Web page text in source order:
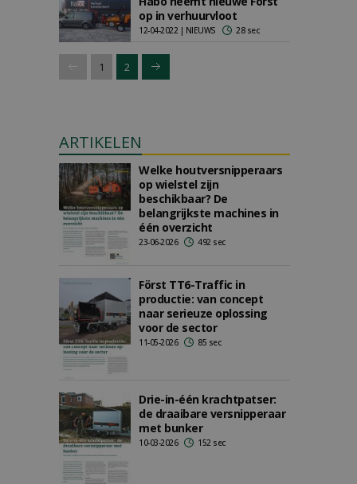
op in verhuurvloot
12-04-2022 | NIEUWS 28 sec
1 2
ARTIKELEN
Welke houtversnipperaars
op wielstel zijn
beschikbaar? De
belangrijkste machines in
één overzicht
23-06-2026 492 sec
Först TT6-Traffic in
productie: van concept
naar serieuze oplossing
voor de sector
11-05-2026 85 sec
Drie-in-één krachtpatser:
de draaibare versnipperaar
met bunker
10-03-2026 152 sec